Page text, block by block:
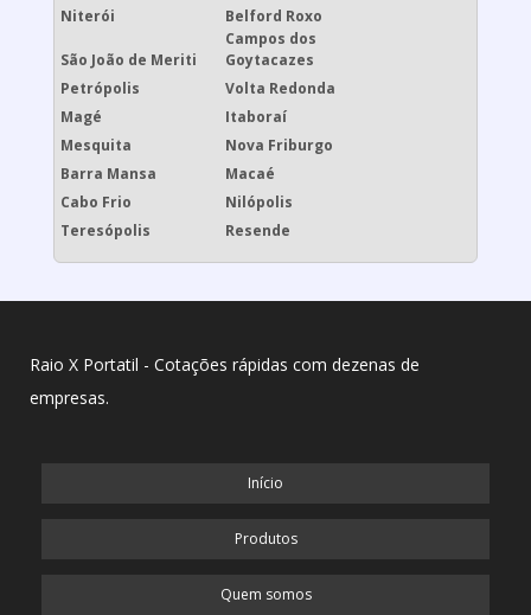
Niterói
Belford Roxo
São João de Meriti
Campos dos
Goytacazes
Petrópolis
Volta Redonda
Magé
Itaboraí
Mesquita
Nova Friburgo
Barra Mansa
Macaé
Cabo Frio
Nilópolis
Teresópolis
Resende
Raio X Portatil - Cotações rápidas com dezenas de
empresas.
Início
Produtos
Quem somos